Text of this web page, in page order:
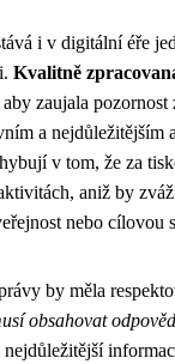
i v digitální éře
Kvalitně
aby zaujala pozornost
a nejdůležitějším
v tom, že za
aniž by
nebo cílovou
by měla
obsahovat